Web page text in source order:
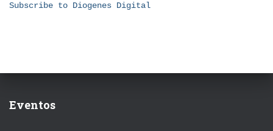
Subscribe to Diogenes Digital
Eventos